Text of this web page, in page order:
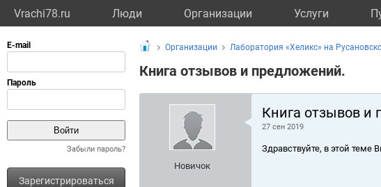
Vrachi78.ru Люди Организации Услуги
Забыли пароль?
Зарегистрироваться
Организации Лаборатория «Хеликс» на
Книга отзывов и предложений.
Новичок
Книга отзывов и
27 сен 2019
Здравствуйте, в этой